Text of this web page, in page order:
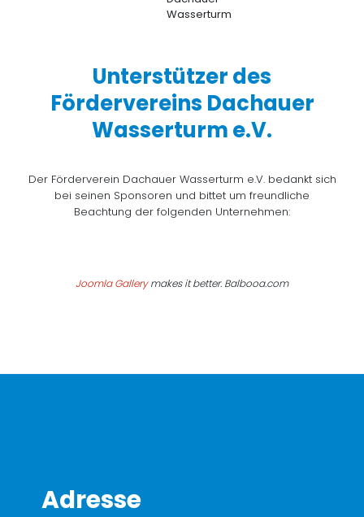
Unterstützer des
Fördervereins Dachauer
Wasserturm e.V.
Der Förderverein Dachauer Wasserturm e.V. bedankt sich
bei seinen Sponsoren und bittet um freundliche
Beachtung der folgenden Unternehmen:
Joomla Gallerymakes it better. Balbooa.com
Adresse